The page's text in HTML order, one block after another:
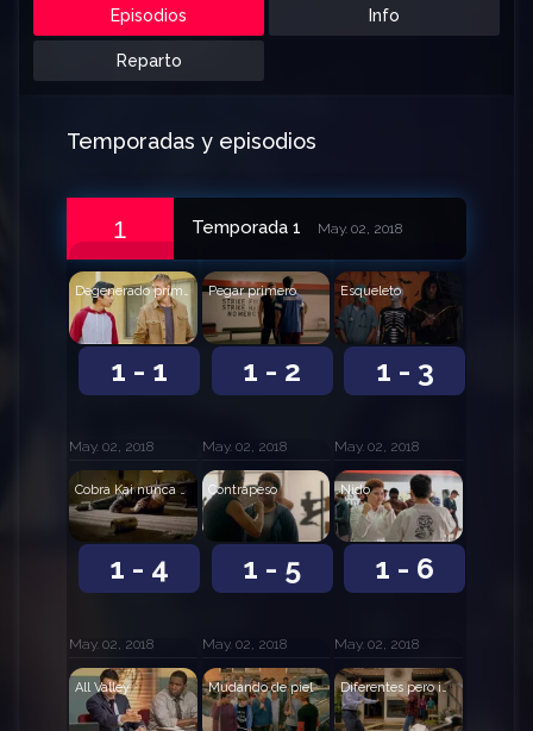
Episodios Info
Reparto
Temporadas y episodios
1 Temporada 1 May. 02, 2018
1 - 1
Degenerado primero
May. 02, 2018
1 - 2
Pegar primero
May. 02, 2018
1 - 3
Esqueleto
May. 02, 2018
1 - 4
Cobra Kai nunca muere
May. 02, 2018
1 - 5
Contrapeso
May. 02, 2018
1 - 6
Nido
May. 02, 2018
All Valley Mudando de piel Diferentes pero igual